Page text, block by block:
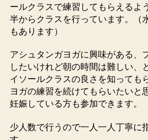
ールクラスで練習してもらえるよ
半からクラスを行っています。（
もあります）
アシュタンガヨガに興味がある、
したいけれど朝の時間は難しい、
イソールクラスの良さを知っても
ヨガの練習を続けてもらいたいと
妊娠している方も参加できます。
少人数で行うので一人一人丁寧に